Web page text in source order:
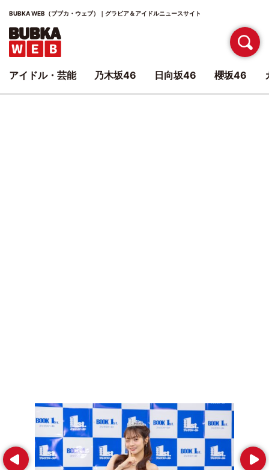
BUBKA WEB（ブブカ・ウェブ）｜グラビア＆アイドルニュースサイト
Prev Next
アイドル・芸能 乃木坂46 日向坂46 櫻坂46